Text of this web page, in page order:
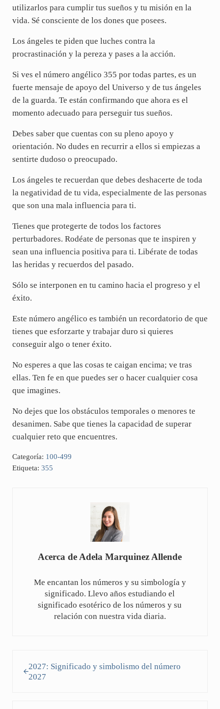
utilizarlos para cumplir tus sueños y tu misión en la
vida. Sé consciente de los dones que posees.
Los ángeles te piden que luches contra la
procrastinación y la pereza y pases a la acción.
Si ves el número angélico 355 por todas partes, es un
fuerte mensaje de apoyo del Universo y de tus ángeles
de la guarda. Te están confirmando que ahora es el
momento adecuado para perseguir tus sueños.
Debes saber que cuentas con su pleno apoyo y
orientación. No dudes en recurrir a ellos si empiezas a
sentirte dudoso o preocupado.
Los ángeles te recuerdan que debes deshacerte de toda
la negatividad de tu vida, especialmente de las personas
que son una mala influencia para ti.
Tienes que protegerte de todos los factores
perturbadores. Rodéate de personas que te inspiren y
sean una influencia positiva para ti. Libérate de todas
las heridas y recuerdos del pasado.
Sólo se interponen en tu camino hacia el progreso y el
éxito.
Este número angélico es también un recordatorio de que
tienes que esforzarte y trabajar duro si quieres
conseguir algo o tener éxito.
No esperes a que las cosas te caigan encima; ve tras
ellas. Ten fe en que puedes ser o hacer cualquier cosa
que imagines.
No dejes que los obstáculos temporales o menores te
desanimen. Sabe que tienes la capacidad de superar
cualquier reto que encuentres.
Categoría: 100-499
Etiqueta: 355
Acerca de Adela Marquinez Allende
Me encantan los números y su simbología y
significado. Llevo años estudiando el
significado esotérico de los números y su
relación con nuestra vida diaria.
2027: Significado y simbolismo del número
2027